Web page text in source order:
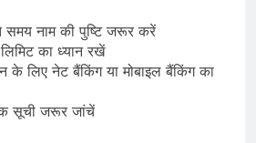
नाम की पुष्टि जरूर करें
का ध्यान रखें
के लिए नेट बैंकिंग या मोबाइल बैंकिंग का
सूची जरूर जांचें